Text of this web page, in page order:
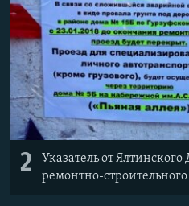
2
Указатель от
ремонтно-